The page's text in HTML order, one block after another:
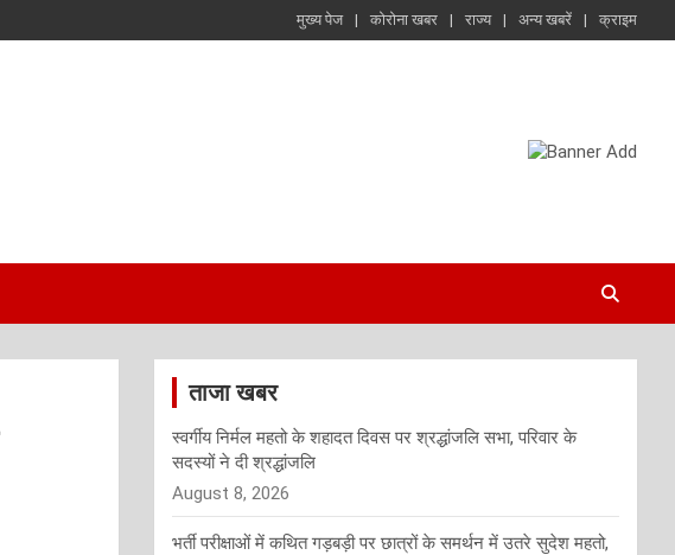
मुख्य पेज कोरोना खबर राज्य अन्य खबरें क्राइम
ताजा खबर
स्वर्गीय निर्मल महतो के शहादत दिवस पर श्रद्धांजलि सभा, परिवार के
सदस्यों ने दी श्रद्धांजलि
August 8, 2026
भर्ती परीक्षाओं में कथित गड़बड़ी पर छात्रों के समर्थन में उतरे सुदेश महतो,